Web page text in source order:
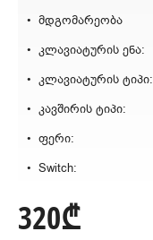
მდგომარეობა
კლავიატურის ენა:
კლავიატურის ტიპი:
კავშირის ტიპი:
ფერი:
Switch:
320₾